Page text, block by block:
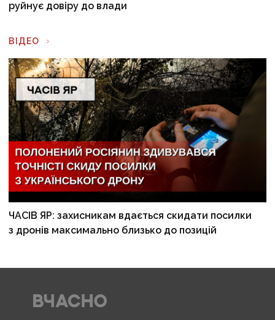
руйнує довіру до влади
ВІДЕО
ЧАСІВ ЯР: захисникам вдається скидати посилки
з дронів максимально близько до позицій